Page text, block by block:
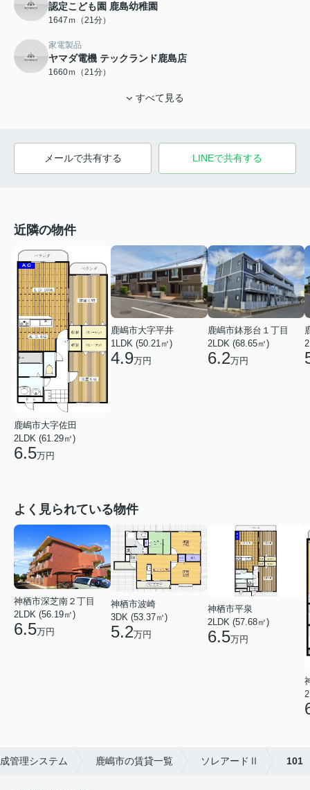
認定こども園 鹿島幼稚園
1647ｍ（21分）
家電製品
ヤマダ電機 テックランド鹿島店
1660ｍ（21分）
すべて見る
メールで共有する LINEで共有する
近隣の物件
鹿嶋市大字佐田
2LDK (61.29㎡)
6.5万円
鹿嶋市大字平井
1LDK (50.21㎡)
4.9万円
鹿嶋市鉢形台１丁目
2LDK (68.65㎡)
6.2万円
よく見られている物件
神栖市深芝南２丁目
2LDK (56.19㎡)
6.5万円
神栖市波崎
3DK (53.37㎡)
5.2万円
神栖市平泉
2LDK (57.68㎡)
6.5万円
管理システム 鹿嶋市の賃貸一覧 ソレアードⅡ 101